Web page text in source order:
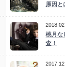
原因と
桃月な
査！